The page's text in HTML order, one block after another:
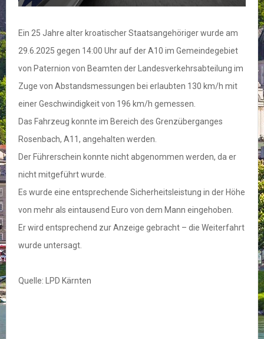
Ein 25 Jahre alter kroatischer Staatsangehöriger wurde am
29.6.2025 gegen 14:00 Uhr auf der A10 im Gemeindegebiet
von Paternion von Beamten der Landesverkehrsabteilung im
Zuge von Abstandsmessungen bei erlaubten 130 km/h mit
einer Geschwindigkeit von 196 km/h gemessen.
Das Fahrzeug konnte im Bereich des Grenzüberganges
Rosenbach, A11, angehalten werden.
Der Führerschein konnte nicht abgenommen werden, da er
nicht mitgeführt wurde.
Es wurde eine entsprechende Sicherheitsleistung in der Höhe
von mehr als eintausend Euro von dem Mann eingehoben.
Er wird entsprechend zur Anzeige gebracht – die Weiterfahrt
wurde untersagt.
Quelle: LPD Kärnten